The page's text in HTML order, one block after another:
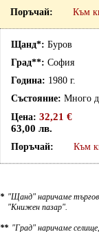
Към
Буров
София
1980 г.
Много
32,21 €
63,00 лв.
Към
* "Щанд" наричаме
"Книжен пазар".
** "Град" наричаме